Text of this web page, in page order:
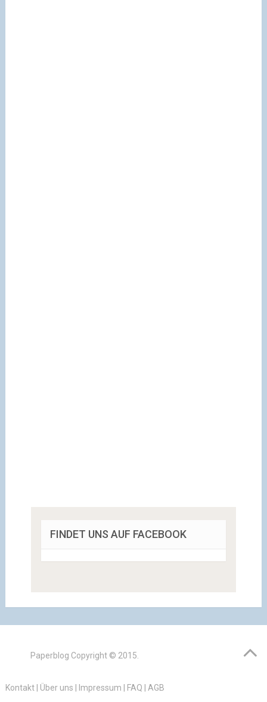
FINDET UNS AUF FACEBOOK
Paperblog Copyright © 2015.
Kontakt| Über uns Impressum FAQ AGB